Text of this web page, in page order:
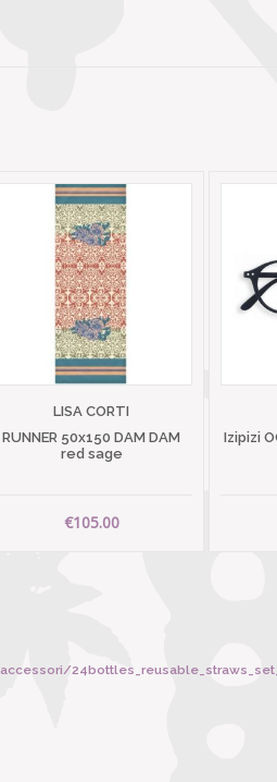
LISA CORTI
RUNNER 50x150 DAM DAM
red sage
€105.00
Izipizi